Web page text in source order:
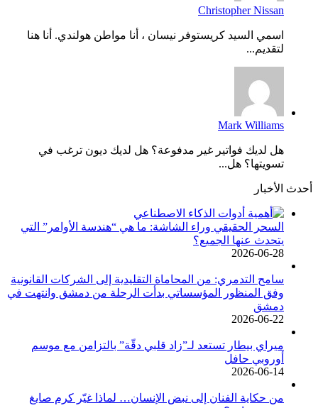
Christopher Nissan
اسمي السيد كريستوفر نيسان ، أنا مواطن هولندي. أنا هنا
لتقديم...
Mark Williams
هل لديك فواتير غير مدفوعة؟ هل لديك ديون ترغب في
تسويتها؟ هل...
أحدث الأخبار
السحر الحقيقي وراء الشاشة: ما هي “هندسة الأوامر” التي
يتحدث عنها الجميع؟
2026-06-28
سامح التدمري: من المحاماة التقليدية إلى الشركات القانونية
وفق المنظور المؤسساتي بدأت الرحلة من دمشق وانتهت في
دمشق
2026-06-22
ميراي بيطار تستعد لـ”زاد قلبي دقّة” بالتزامن مع موسم
أوروبي حافل
2026-06-14
من حكاية الفنان إلى نبض الإنسان… لماذا غيّر كرم صايغ